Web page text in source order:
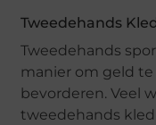
Tweedehands
Tweedehands
manier om geld
bevorderen. Veel
tweedehands